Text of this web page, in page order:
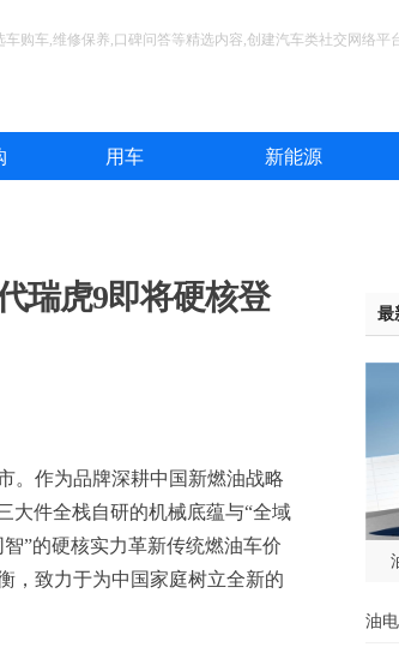
购车,维修保养,口碑问答等精选内容,创建汽车类社交网络平
用车 新能源
瑞虎9即将硬核登
。作为品牌深耕中国新燃油战略
大件全栈自研的机械底蕴与“全域
”的硬核实力革新传统燃油车价
，致力于为中国家庭树立全新的
最
油